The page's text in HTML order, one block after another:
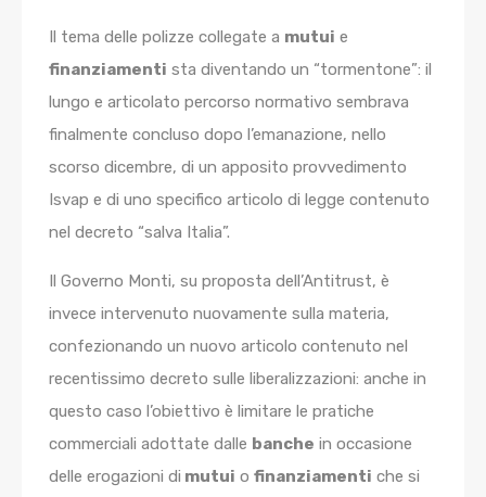
Il tema delle polizze collegate a mutui e
finanziamenti sta diventando un “tormentone”: il
lungo e articolato percorso normativo sembrava
finalmente concluso dopo l’emanazione, nello
scorso dicembre, di un apposito provvedimento
Isvap e di uno specifico articolo di legge contenuto
nel decreto “salva Italia”.
Il Governo Monti, su proposta dell’Antitrust, è
invece intervenuto nuovamente sulla materia,
confezionando un nuovo articolo contenuto nel
recentissimo decreto sulle liberalizzazioni: anche in
questo caso l’obiettivo è limitare le pratiche
commerciali adottate dalle banche in occasione
delle erogazioni di mutui o finanziamenti che si